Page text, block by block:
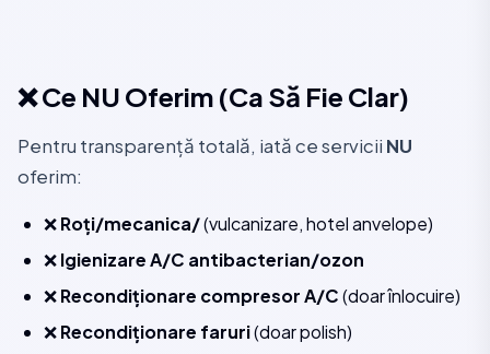
❌ Ce NU Oferim (Ca Să Fie Clar)
Pentru transparență totală, iată ce servicii NU
oferim:
❌Roți/mecanica/(vulcanizare, hotel anvelope)
❌Igienizare A/C antibacterian/ozon
❌Recondiționare compresor A/C(doar înlocuire)
❌Recondiționare faruri(doar polish)